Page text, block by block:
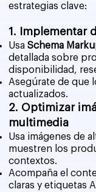
estrategias clave:
1. Implementar
Usa Schema
detallada sobre
disponibilidad,
Asegúrate de que
actualizados.
2. Optimizar
multimedia
Usa imágenes de
muestren los
contextos.
Acompaña el
claras y etiquetas